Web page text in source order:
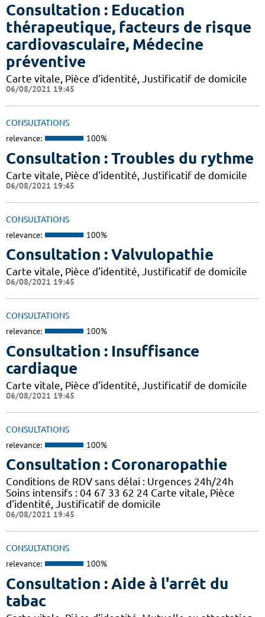
Consultation : Education
thérapeutique, facteurs de risque
cardiovasculaire, Médecine
préventive
Carte vitale, Pièce d'identité, Justificatif de domicile
06/08/2021 19:45
CONSULTATIONS
relevance: 100%
Consultation : Troubles du rythme
Carte vitale, Pièce d'identité, Justificatif de domicile
06/08/2021 19:45
CONSULTATIONS
relevance: 100%
Consultation : Valvulopathie
Carte vitale, Pièce d'identité, Justificatif de domicile
06/08/2021 19:45
CONSULTATIONS
relevance: 100%
Consultation : Insuffisance
cardiaque
Carte vitale, Pièce d'identité, Justificatif de domicile
06/08/2021 19:45
CONSULTATIONS
relevance: 100%
Consultation : Coronaropathie
Conditions de RDV sans délai : Urgences 24h/24h
Soins intensifs : 04 67 33 62 24 Carte vitale, Pièce
d'identité, Justificatif de domicile
06/08/2021 19:45
CONSULTATIONS
relevance: 100%
Consultation : Aide à l'arrêt du
tabac